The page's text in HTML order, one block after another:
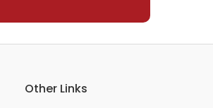
Other Links